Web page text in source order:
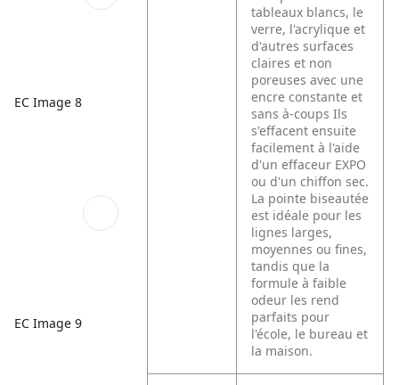
EC Image 8
EC Image 9
tableaux blancs, le
verre, l'acrylique et
d'autres surfaces
claires et non
poreuses avec une
encre constante et
sans à-coups Ils
s'effacent ensuite
facilement à l'aide
d'un effaceur EXPO
ou d'un chiffon sec.
La pointe biseautée
est idéale pour les
lignes larges,
moyennes ou fines,
tandis que la
formule à faible
odeur les rend
parfaits pour
l'école, le bureau et
la maison.